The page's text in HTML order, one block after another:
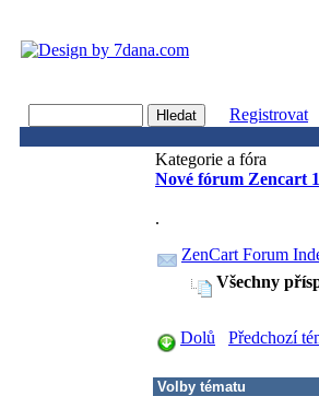
Registrovat
Kategorie a fóra
Nové fórum Zencart
.
ZenCart Forum
Všechny
Dolů Předchozí